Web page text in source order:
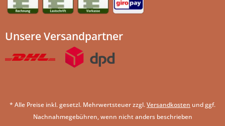
Unsere Versandpartner
* Alle Preise inkl. gesetzl. Mehrwertsteuer zzgl.Versandkosten und ggf.
Nachnahmegebühren, wenn nicht anders beschrieben